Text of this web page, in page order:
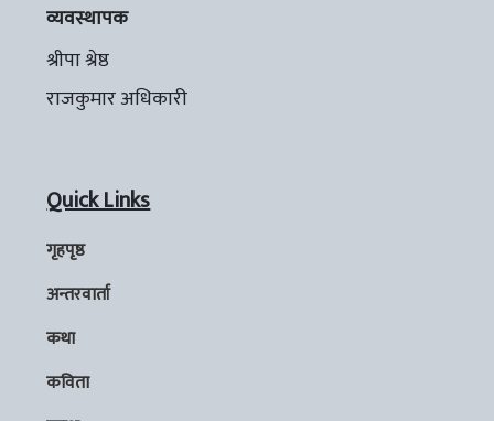
व्यवस्थापक
श्रीपा श्रेष्ठ
राजकुमार अधिकारी
Quick Links
गृहपृष्ठ
अन्तरवार्ता
कथा
कविता